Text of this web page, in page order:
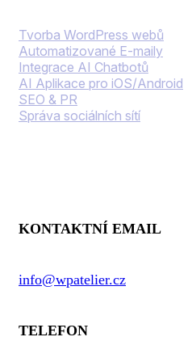
Tvorba WordPress webů
Automatizované E-maily
Integrace AI Chatbotů
AI Aplikace pro iOS/Android
SEO & PR
Správa sociálních sítí
KONTAKTNÍ EMAIL
info@wpatelier.cz
TELEFON